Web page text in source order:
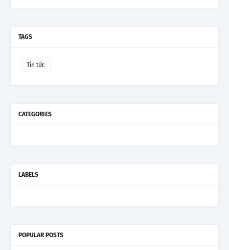
TAGS
Tin tức
CATEGORIES
LABELS
POPULAR POSTS